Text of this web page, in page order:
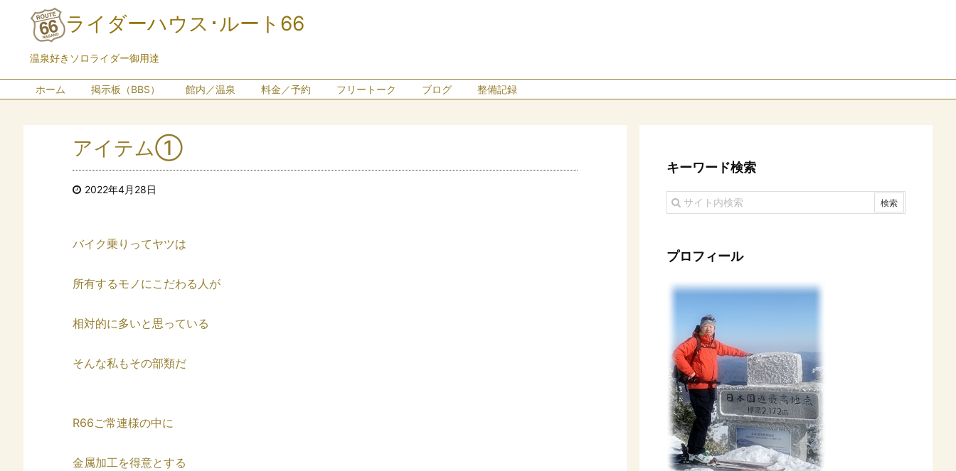
ライダーハウス･ルート66
温泉好きソロライダー御用達
ホーム 掲示板（BBS） 館内／温泉 料金／予約 フリートーク ブログ 整備記録
アイテム①
2022年4月28日
バイク乗りってヤツは
所有するモノにこだわる人が
相対的に多いと思っている
そんな私もその部類だ
R66ご常連様の中に
金属加工を得意とする
キーワード検索
プロフィール